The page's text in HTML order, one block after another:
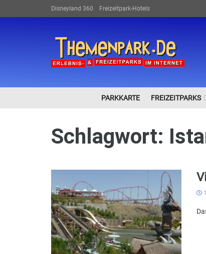
Disneyland 360 Freizeitpark-Hotels
PARKKARTE FREIZEITPARKS
Schlagwort: